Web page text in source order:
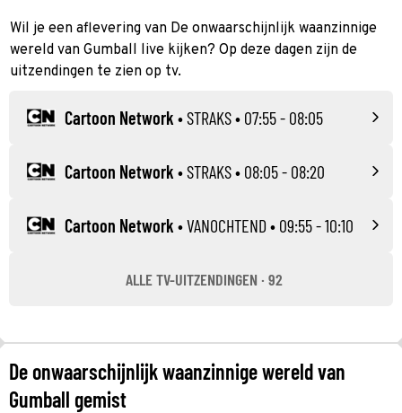
Wil je een aflevering van De onwaarschijnlijk waanzinnige
wereld van Gumball live kijken? Op deze dagen zijn de
uitzendingen te zien op tv.
Cartoon Network •STRAKS• 07:55 - 08:05
Cartoon Network •STRAKS• 08:05 - 08:20
Cartoon Network •VANOCHTEND • 09:55 - 10:10
ALLE TV-UITZENDINGEN · 92
De onwaarschijnlijk waanzinnige wereld van
Gumball gemist